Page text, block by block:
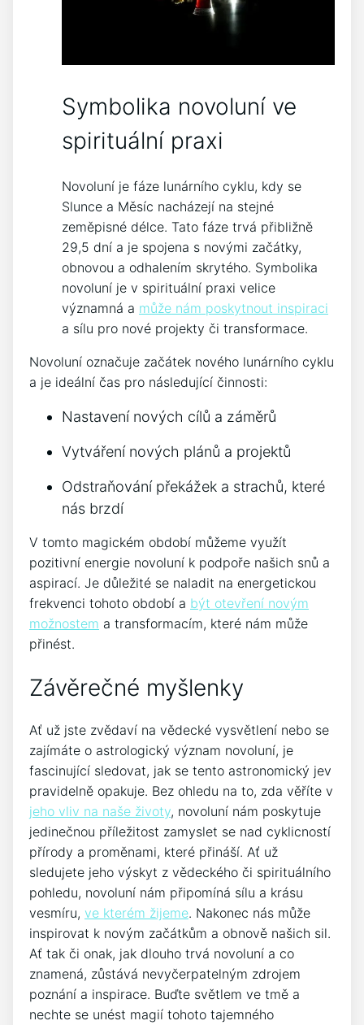
Symbolika novoluní ve
spirituální praxi
Novoluní je fáze lunárního cyklu, kdy se
Slunce a Měsíc nacházejí na stejné
zeměpisné délce. Tato fáze trvá přibližně
29,5 dní a je spojena s novými začátky,
obnovou a odhalením skrytého. Symbolika
novoluní je v spirituální praxi velice
významná a může nám poskytnout inspiraci
a sílu pro nové projekty či transformace.
Novoluní označuje začátek nového lunárního cyklu
a je ideální čas pro následující činnosti:
Nastavení nových cílů a záměrů
Vytváření nových plánů a projektů
Odstraňování překážek a strachů, které
nás brzdí
V tomto magickém období můžeme využít
pozitivní energie novoluní k podpoře našich snů a
aspirací. Je důležité se naladit na energetickou
frekvenci tohoto období a být otevření novým
možnostem a transformacím, které nám může
přinést.
Závěrečné myšlenky
Ať už jste zvědaví na vědecké vysvětlení nebo se
zajímáte o astrologický význam novoluní, je
fascinující sledovat, jak se tento astronomický jev
pravidelně opakuje. Bez ohledu na to, zda věříte v
jeho vliv na naše životy, novoluní nám poskytuje
jedinečnou příležitost zamyslet se nad cyklicností
přírody a proměnami, které přináší. Ať už
sledujete jeho výskyt z vědeckého či spirituálního
pohledu, novoluní nám připomíná sílu a krásu
vesmíru, ve kterém žijeme. Nakonec nás může
inspirovat k novým začátkům a obnově našich sil.
Ať tak či onak, jak dlouho trvá novoluní a co
znamená, zůstává nevyčerpatelným zdrojem
poznání a inspirace. Buďte světlem ve tmě a
nechte se unést magií tohoto tajemného